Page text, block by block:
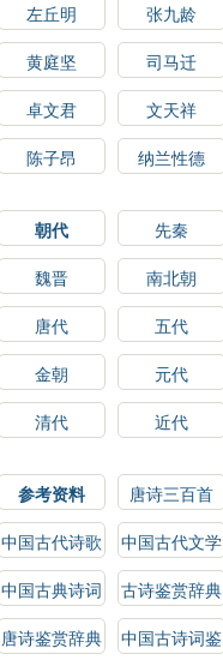
左丘明
张九龄
黄庭坚
司马迁
卓文君
文天祥
陈子昂
纳兰性德
朝代 先秦
魏晋
南北朝
唐代
五代
金朝
元代
清代
近代
参考资料 唐诗三百首
中国古代诗歌
鉴赏
中国古代文学
史
中国古典诗词
鉴赏
古诗鉴赏辞典
唐诗鉴赏辞典
中国古诗词鉴